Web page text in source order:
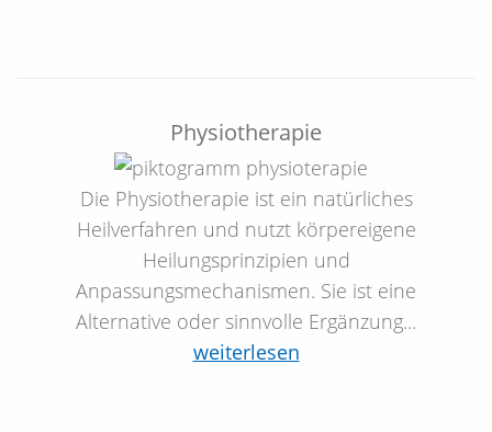
Physiotherapie
Die Physiotherapie ist ein natürliches
Heilverfahren und nutzt körpereigene
Heilungsprinzipien und
Anpassungsmechanismen. Sie ist eine
Alternative oder sinnvolle Ergänzung...
weiterlesen